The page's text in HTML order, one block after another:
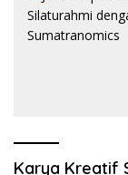
Karya Kreatif